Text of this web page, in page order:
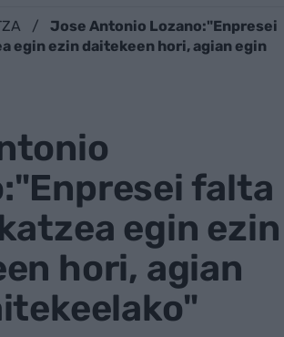
Jose Antonio Lozano:"Enpresei
egin ezin daitekeen hori, agian egin
falta
egin ezin
hori, agian